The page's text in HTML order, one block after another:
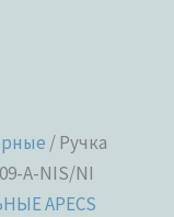
/ Ручка
A-NIS/NI
APECS